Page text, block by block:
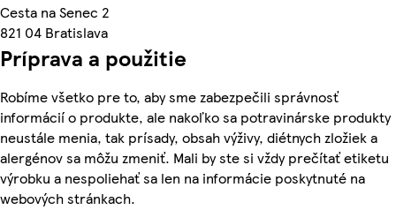
Cesta na Senec 2
821 04 Bratislava
Príprava a použitie
Robíme všetko pre to, aby sme zabezpečili správnosť
informácií o produkte, ale nakoľko sa potravinárske produkty
neustále menia, tak prísady, obsah výživy, diétnych zložiek a
alergénov sa môžu zmeniť. Mali by ste si vždy prečítať etiketu
výrobku a nespoliehať sa len na informácie poskytnuté na
webových stránkach.